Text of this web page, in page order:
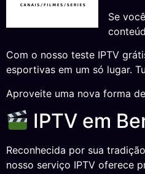
Se
Com o nosso teste IPTV
esportivas em um só lugar.
Aproveite uma nova forma
IPTV em
Reconhecida por sua
nosso serviço IPTV oferece